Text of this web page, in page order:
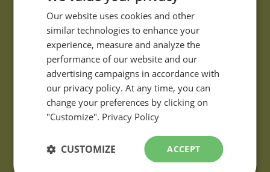
FRENCH
ENGLISH
Our website uses cookies and other
similar technologies to enhance your
experience, measure and analyze the
performance of our website and our
advertising campaigns in accordance with
our privacy policy. At any time, you can
change your preferences by clicking on
"Customize". Privacy Policy
ACCEPT
CUSTOMIZE